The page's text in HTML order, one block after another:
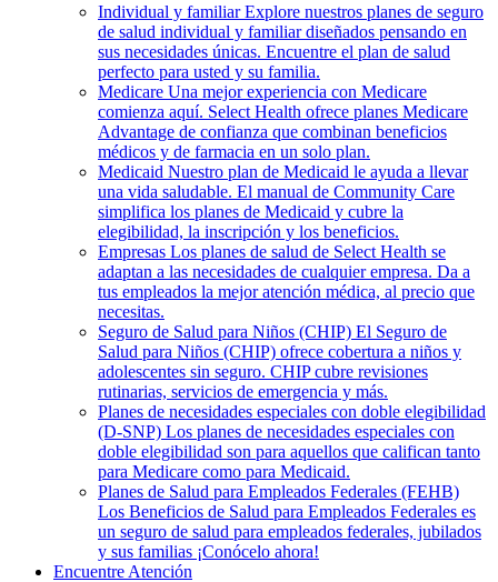
Individual y familiar Explore nuestros planes de seguro
de salud individual y familiar diseñados pensando en
sus necesidades únicas. Encuentre el plan de salud
perfecto para usted y su familia.
Medicare Una mejor experiencia con Medicare
comienza aquí. Select Health ofrece planes Medicare
Advantage de confianza que combinan beneficios
médicos y de farmacia en un solo plan.
Medicaid Nuestro plan de Medicaid le ayuda a llevar
una vida saludable. El manual de Community Care
simplifica los planes de Medicaid y cubre la
elegibilidad, la inscripción y los beneficios.
Empresas Los planes de salud de Select Health se
adaptan a las necesidades de cualquier empresa. Da a
tus empleados la mejor atención médica, al precio que
necesitas.
Seguro de Salud para Niños (CHIP) El Seguro de
Salud para Niños (CHIP) ofrece cobertura a niños y
adolescentes sin seguro. CHIP cubre revisiones
rutinarias, servicios de emergencia y más.
Planes de necesidades especiales con doble elegibilidad
(D-SNP) Los planes de necesidades especiales con
doble elegibilidad son para aquellos que califican tanto
para Medicare como para Medicaid.
Planes de Salud para Empleados Federales (FEHB)
Los Beneficios de Salud para Empleados Federales es
un seguro de salud para empleados federales, jubilados
y sus familias ¡Conócelo ahora!
Encuentre Atención